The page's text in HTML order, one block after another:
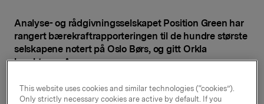
Analyse- og rådgivningsselskapet Position Green har
rangert bærekraftrapporteringen til de hundre største
selskapene notert på Oslo Børs, og gitt Orkla
karakteren A.
De siste årene har det skjedd en rask utvikling i krav
og forventninger til bærekraftsrapportering. Samtidig
This website uses cookies and similar technologies (“cookies”).
Only strictly necessary cookies are active by default. If you